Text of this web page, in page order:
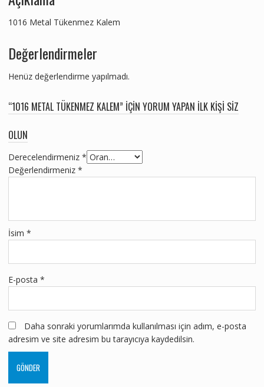
1016 Metal Tükenmez Kalem
Değerlendirmeler
Henüz değerlendirme yapılmadı.
“1016 METAL TÜKENMEZ KALEM” IÇIN YORUM YAPAN ILK KIŞI SIZ
OLUN
Derecelendirmeniz *
Değerlendirmeniz *
İsim *
E-posta *
Daha sonraki yorumlarımda kullanılması için adım, e-posta
adresim ve site adresim bu tarayıcıya kaydedilsin.